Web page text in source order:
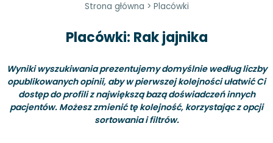
Strona główna > Placówki
Placówki: Rak jajnika
Wyniki wyszukiwania prezentujemy domyślnie według liczby
opublikowanych opinii, aby w pierwszej kolejności ułatwić Ci
dostęp do profili z największą bazą doświadczeń innych
pacjentów. Możesz zmienić tę kolejność, korzystając z opcji
sortowania i filtrów.